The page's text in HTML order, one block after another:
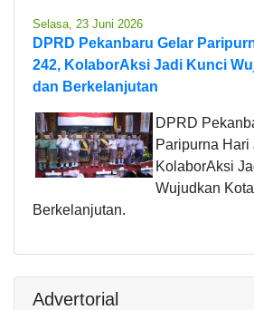
Selasa, 23 Juni 2026
DPRD Pekanbaru Gelar
242, KolaborAksi Jadi Kunci
dan Berkelanjutan
DPRD
Paripurna Hari
KolaborAksi
Wujudkan
Berkelanjutan.
Advertorial